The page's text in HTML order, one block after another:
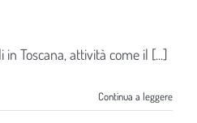
in Toscana, attività come il [...]
Continua a leggere